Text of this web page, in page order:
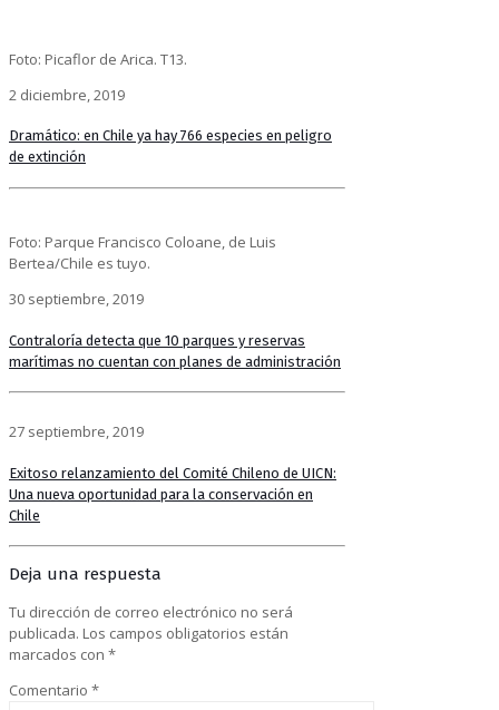
Foto: Picaflor de Arica. T13.
2 diciembre, 2019
Dramático: en Chile ya hay 766 especies en peligro
de extinción
Foto: Parque Francisco Coloane, de Luis
Bertea/Chile es tuyo.
30 septiembre, 2019
Contraloría detecta que 10 parques y reservas
marítimas no cuentan con planes de administración
27 septiembre, 2019
Exitoso relanzamiento del Comité Chileno de UICN:
Una nueva oportunidad para la conservación en
Chile
Deja una respuesta
Tu dirección de correo electrónico no será
publicada. Los campos obligatorios están
marcados con *
Comentario *